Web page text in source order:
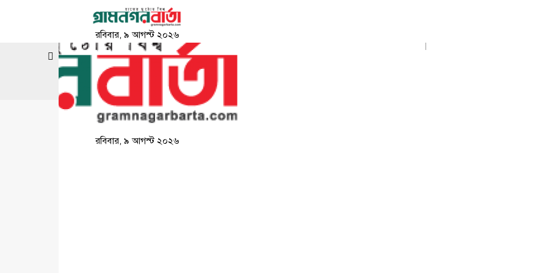
রবিবার, ৯ আগস্ট ২০২৬
রবিবার, ৯ আগস্ট ২০২৬